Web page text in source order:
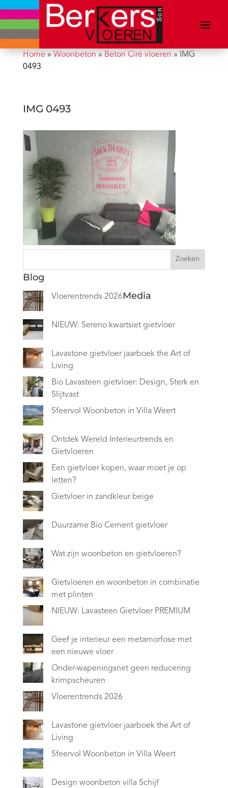
Home» Woonbeton » Beton Ciré vloeren » IMG
0493
IMG 0493
Zoeken
Blog
Vloerentrends 2026
NIEUW: Sereno kwartsiet gietvloer
Lavastone gietvloer jaarboek the Art of
Living
Bio Lavasteen gietvloer: Design, Sterk en
Slijtvast
Sfeervol Woonbeton in Villa Weert
Ontdek Wereld Interieurtrends en
Gietvloeren
Een gietvloer kopen, waar moet je op
letten?
Gietvloer in zandkleur beige
Duurzame Bio Cement gietvloer
Wat zijn woonbeton en gietvloeren?
Gietvloeren en woonbeton in combinatie
met plinten
NIEUW: Lavasteen Gietvloer PREMIUM
Geef je interieur een metamorfose met
een nieuwe vloer
Onder-wapeningsnet geen reducering
krimpscheuren
Media
Vloerentrends 2026
Lavastone gietvloer jaarboek the Art of
Living
Sfeervol Woonbeton in Villa Weert
Design woonbeton villa Schijf